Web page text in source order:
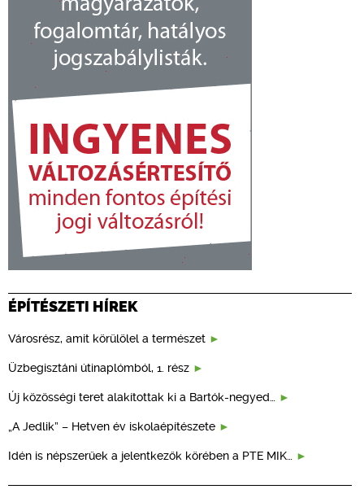
ÉPÍTÉSZETI HÍREK
Városrész, amit körülölel a természet
Üzbegisztáni útinaplómból, 1. rész
Új közösségi teret alakítottak ki a Bartók-negyed…
„A Jedlik” – Hetven év iskolaépítészete
Idén is népszerűek a jelentkezők körében a PTE MIK…